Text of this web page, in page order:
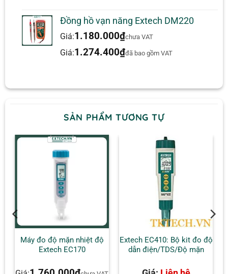
Đồng hồ vạn năng Extech DM220
Giá:1.180.000₫chưa VAT
Giá:1.274.400₫đã bao gồm VAT
SẢN PHẨM TƯƠNG TỰ
Máy đo độ mặn nhiệt độ
Extech EC170
Extech EC410: Bộ kit đo độ
dẫn điện/TDS/Độ mặn